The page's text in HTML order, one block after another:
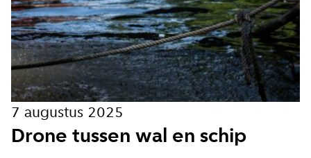
Drone tussen wal en schip
7 augustus 2025